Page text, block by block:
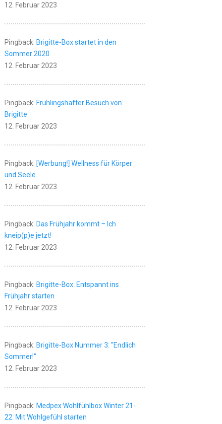
12. Februar 2023
Pingback: Brigitte-Box startet in den
Sommer 2020
12. Februar 2023
Pingback: Frühlingshafter Besuch von
Brigitte
12. Februar 2023
Pingback: [Werbung!] Wellness für Körper
und Seele
12. Februar 2023
Pingback: Das Frühjahr kommt – Ich
kneip(p)e jetzt!
12. Februar 2023
Pingback: Brigitte-Box: Entspannt ins
Frühjahr starten
12. Februar 2023
Pingback: Brigitte-Box Nummer 3: "Endlich
Sommer!"
12. Februar 2023
Pingback: Medpex Wohlfühlbox Winter 21-
22: Mit Wohlgefühl starten